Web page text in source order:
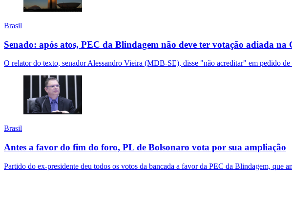
Brasil
Senado: após atos, PEC da Blindagem não deve ter votação adiada na
O relator do texto, senador Alessandro Vieira (MDB-SE), disse "não acreditar" em pedido
Brasil
Antes a favor do fim do foro, PL de Bolsonaro vota por sua ampliação
Partido do ex-presidente deu todos os votos da bancada a favor da PEC da Blindagem, que